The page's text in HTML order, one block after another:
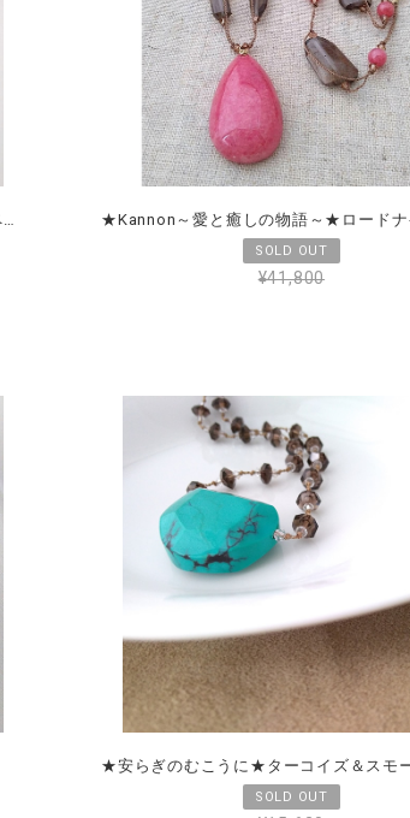
★breath of my heart★アベンチュリン＆サーペンティン
¥41,800